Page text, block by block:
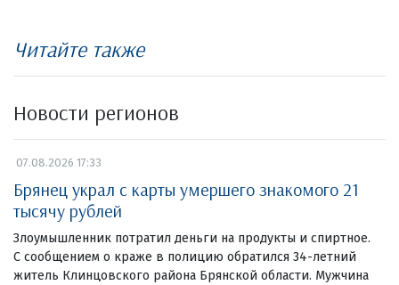
Читайте также
Новости регионов
07.08.2026 17:33
Брянец украл с карты умершего знакомого 21
тысячу рублей
Злоумышленник потратил деньги на продукты и спиртное.
С сообщением о краже в полицию обратился 34-летний
житель Клинцовского района Брянской области. Мужчина